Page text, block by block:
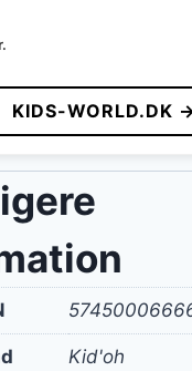
KIDS-WORLD.DK
Kid'oh